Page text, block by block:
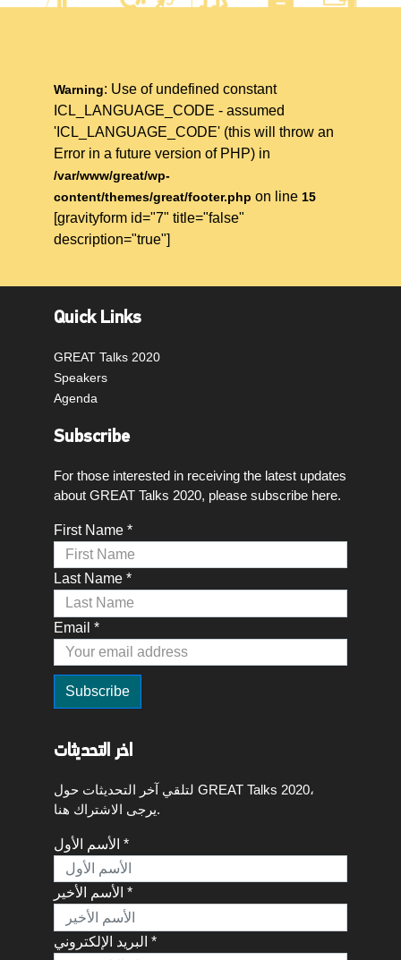
Warning: Use of undefined constant
ICL_LANGUAGE_CODE - assumed
'ICL_LANGUAGE_CODE' (this will throw an
Error in a future version of PHP) in
/var/www/great/wp-
content/themes/great/footer.php on line 15
[gravityform id="7" title="false"
description="true"]
Quick Links
GREAT Talks 2020
Speakers
Agenda
Subscribe
For those interested in receiving the latest updates
about GREAT Talks 2020, please subscribe here.
First Name *
Last Name *
Email *
اخر التحديثات
لتلقي آخر التحديثات حول GREAT Talks 2020،
يرجى الاشتراك هنا.
الأسم الأول *
الأسم الأخير *
البريد الإلكتروني *